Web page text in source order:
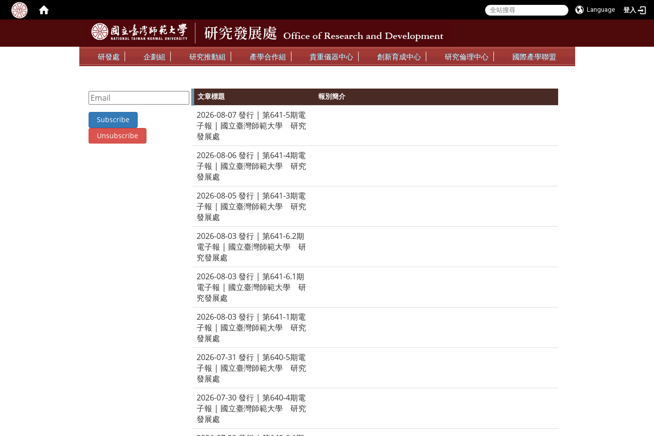
Language 登入
:::
:::
研發處 企劃組 研究推動組 產學合作組 貴重儀器中心 創新育成中心 研究倫理中心 國際產學聯盟
文章標題 報別簡介
2026-08-07 發行 | 第641-5期電
子報 | 國立臺灣師範大學 研究
發展處
2026-08-06 發行 | 第641-4期電
子報 | 國立臺灣師範大學 研究
發展處
2026-08-05 發行 | 第641-3期電
子報 | 國立臺灣師範大學 研究
發展處
2026-08-03 發行 | 第641-6.2期
電子報 | 國立臺灣師範大學 研
究發展處
2026-08-03 發行 | 第641-6.1期
電子報 | 國立臺灣師範大學 研
究發展處
2026-08-03 發行 | 第641-1期電
子報 | 國立臺灣師範大學 研究
發展處
2026-07-31 發行 | 第640-5期電
子報 | 國立臺灣師範大學 研究
發展處
2026-07-30 發行 | 第640-4期電
子報 | 國立臺灣師範大學 研究
發展處